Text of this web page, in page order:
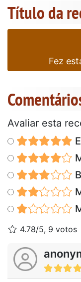
Título da
Fez
Avaliar esta
4.78/5, 9 votos